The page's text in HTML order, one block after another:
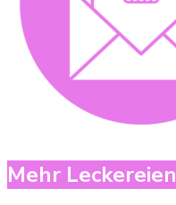
Mehr Leckereien